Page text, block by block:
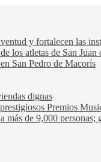
y fortalecen las
los atletas de San Juan
San Pedro de Macorís
dignas
Premios
de 9,000